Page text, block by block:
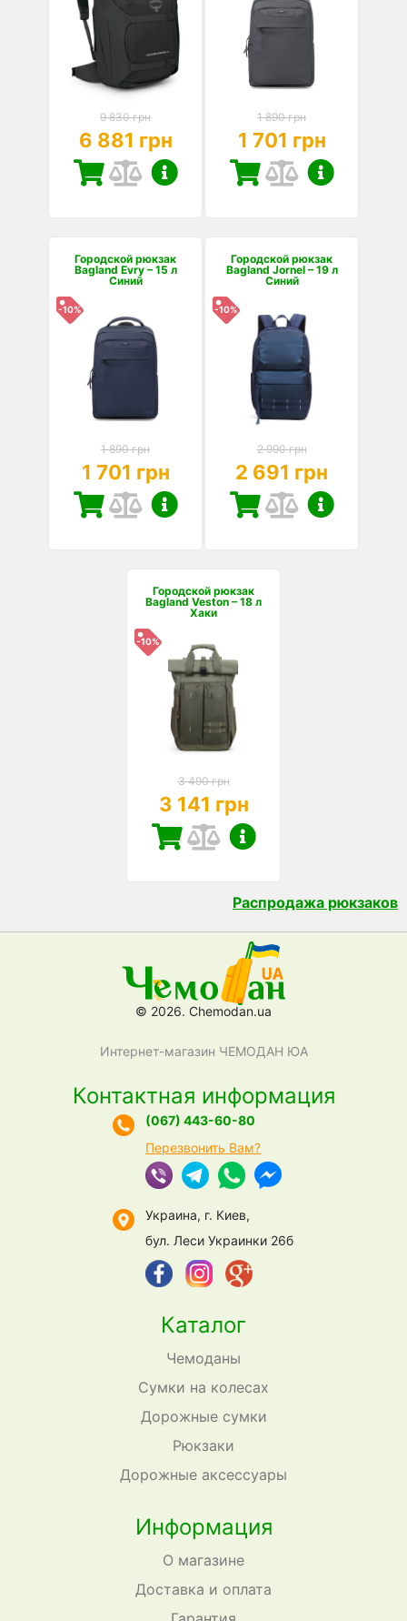
9 830 грн
6 881 грн
1 890 грн
1 701 грн
Городской рюкзак
Bagland Evry – 15 л
Синий
-10%
1 890 грн
1 701 грн
Городской рюкзак
Bagland Jornel – 19 л
Синий
-10%
2 990 грн
2 691 грн
Городской рюкзак
Bagland Veston – 18 л
Хаки
-10%
3 490 грн
3 141 грн
Распродажа рюкзаков
© 2026. Chemodan.ua
Интернет-магазин ЧЕМОДАН ЮА
Каталог
Чемоданы
Сумки на колесах
Дорожные сумки
Рюкзаки
Дорожные аксессуары
Информация
О магазине
Доставка и оплата
Контактная информация
(067) 443-60-80
Перезвонить Вам?
Украина, г. Киев,
бул. Леси Украинки 26б